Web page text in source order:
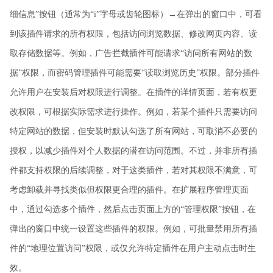
细信息”按钮（通常为“i”字母或齿轮图标）→在弹出的窗口中，可看
到该插件请求的所有权限，包括访问浏览数据、修改网页内容、读
取存储数据等。例如，广告拦截插件可能请求“访问所有网站的数
据”权限，而密码管理插件可能需要“读取浏览历史”权限。部分插件
允许用户在安装后对权限进行调整。在插件的详情页面，若有权更
改权限，可根据实际需求进行操作。例如，若某个插件只需要访问
特定网站的数据，但安装时默认勾选了所有网站，可取消不必要的
授权，以减少插件对个人数据的潜在访问范围。不过，并非所有插
件都支持权限的后续调整，对于这类插件，若对其权限不满意，可
考虑卸载并寻找类似但权限更合理的插件。在扩展程序管理页面
中，通过勾选多个插件，然后点击页面上方的“管理权限”按钮，在
弹出的窗口中统一设置这些插件的权限。例如，可批量禁用所有插
件的“地理位置访问”权限，或仅允许特定插件在用户主动点击时生
效。